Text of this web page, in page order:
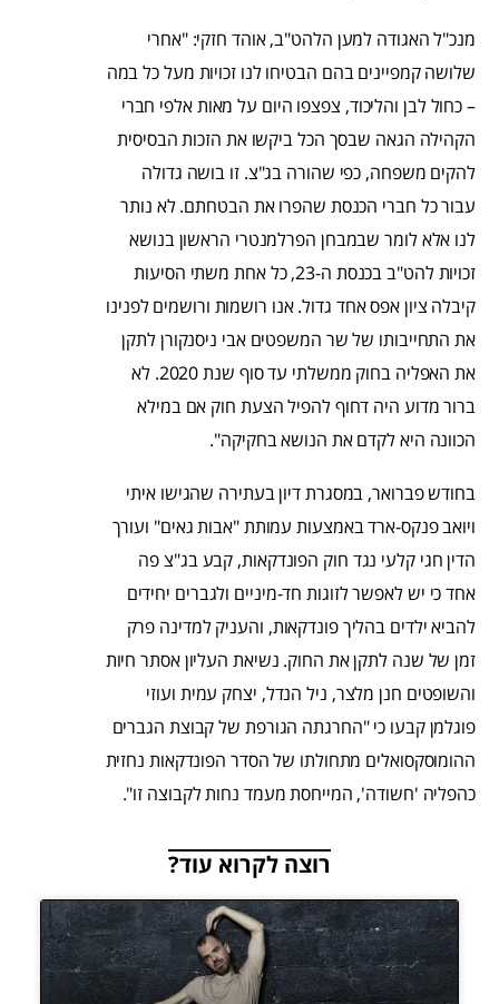
מנכ"ל האגודה למען הלהט"ב, אוהד חזקי: "אחרי
שלושה קמפיינים בהם הבטיחו לנו זכויות מעל כל במה
– כחול לבן והליכוד, צפצפו היום על מאות אלפי חברי
הקהילה הגאה שבסך הכל ביקשו את הזכות הבסיסית
להקים משפחה, כפי שהורה בג"צ. זו בושה גדולה
עבור כל חברי הכנסת שהפרו את הבטחתם. לא נותר
לנו אלא לומר שבמבחן הפרלמנטרי הראשון בנושא
זכויות להט"ב בכנסת ה-23, כל אחת משתי הסיעות
קיבלה ציון אפס אחד גדול. אנו רושמות ורושמים לפנינו
את התחייבותו של שר המשפטים אבי ניסנקורן לתקן
את האפליה בחוק ממשלתי עד סוף שנת 2020. לא
ברור מדוע היה דחוף להפיל הצעת חוק אם במילא
הכוונה היא לקדם את הנושא בחקיקה".
בחודש פברואר, במסגרת דיון בעתירה שהגישו איתי
ויואב פנקס-ארד באמצעות עמותת "אבות גאים" ועורך
הדין חגי קלעי נגד חוק הפונדקאות, קבע בג"צ פה
אחד כי יש לאפשר לזוגות חד-מיניים ולגברים יחידים
להביא ילדים בהליך פונדקאות, והעניק למדינה פרק
זמן של שנה לתקן את החוק. נשיאת העליון אסתר חיות
והשופטים חנן מלצר, ניל הנדל, יצחק עמית ועוזי
פוגלמן קבעו כי "החרגתה הגורפת של קבוצת הגברים
ההומוסקסואלים מתחולתו של הסדר הפונדקאות נחזית
כהפליה 'חשודה', המייחסת מעמד נחות לקבוצה זו".
רוצה לקרוא עוד?